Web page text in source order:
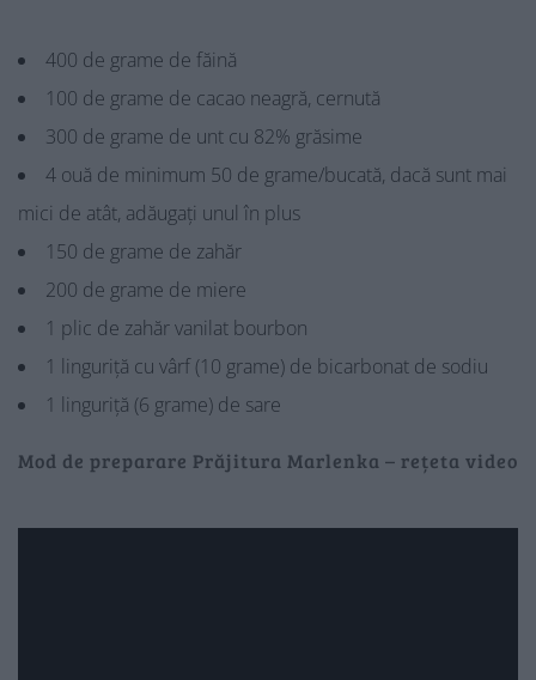
400 de grame de făină
100 de grame de cacao neagră, cernută
300 de grame de unt cu 82% grăsime
4 ouă de minimum 50 de grame/bucată, dacă sunt mai
mici de atât, adăugați unul în plus
150 de grame de zahăr
200 de grame de miere
1 plic de zahăr vanilat bourbon
1 linguriță cu vârf (10 grame) de bicarbonat de sodiu
1 linguriță (6 grame) de sare
Mod de preparare Prăjitura Marlenka – rețeta video